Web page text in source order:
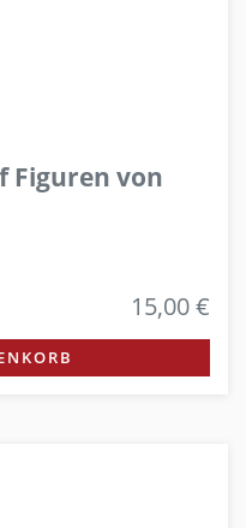
Figuren von
15,00 €